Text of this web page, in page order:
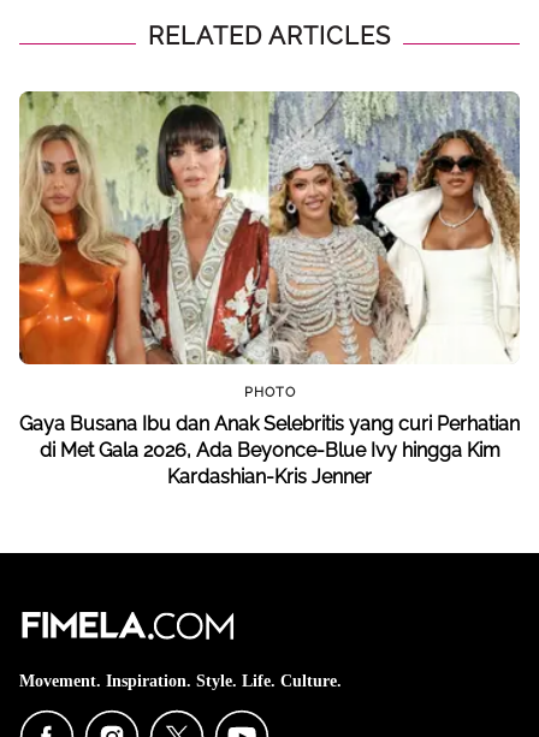
RELATED ARTICLES
PHOTO
Gaya Busana Ibu dan Anak Selebritis yang curi Perhatian
di Met Gala 2026, Ada Beyonce-Blue Ivy hingga Kim
Kardashian-Kris Jenner
Movement. Inspiration. Style. Life. Culture.